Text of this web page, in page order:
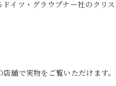
イツ・グラウプナー社のクリ
舗で実物をご覧いただけます。